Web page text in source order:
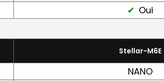
Oui
Stellar-M6E
NANO